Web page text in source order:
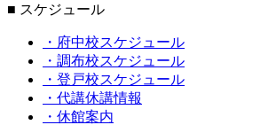
■ スケジュール
・府中校スケジュール
・調布校スケジュール
・登戸校スケジュール
・代講休講情報
・休館案内